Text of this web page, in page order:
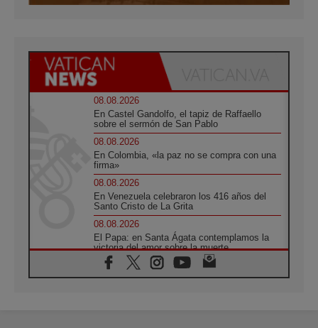
08.08.2026
En Castel Gandolfo, el tapiz de Raffaello
sobre el sermón de San Pablo
08.08.2026
En Colombia, «la paz no se compra con una
firma»
08.08.2026
En Venezuela celebraron los 416 años del
Santo Cristo de La Grita
08.08.2026
El Papa: en Santa Ágata contemplamos la
victoria del amor sobre la muerte
08.08.2026
León XIV visitará el Santuario de la Madre